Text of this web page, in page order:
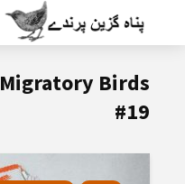
Migratory Birds
#19